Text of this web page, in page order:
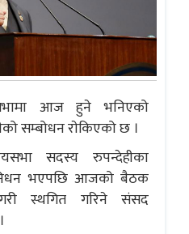
आज हुने भनिएको
सम्बोधन राेकिएको छ ।
सदस्य रुपन्देहीका
निधन भएपछि आजको बैठक
स्थगित गरिने संसद